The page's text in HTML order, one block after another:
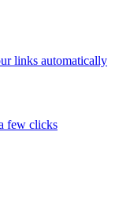
links automatically
few clicks